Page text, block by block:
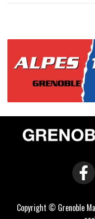
Copyright © Grenoble